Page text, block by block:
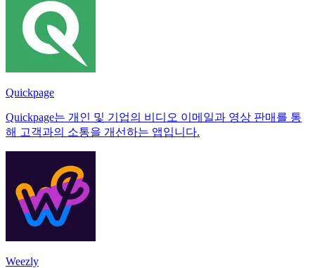
Quickpage
Quickpage는 개인 및 기업의 비디오 이메일과 영상 판매를 통
해 고객과의 소통을 개선하는 앱입니다.
Weezly